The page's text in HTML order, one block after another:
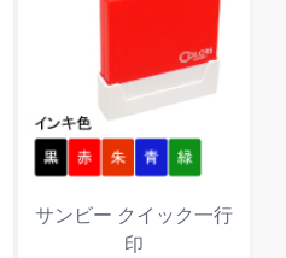
サンビー クイック一行
印